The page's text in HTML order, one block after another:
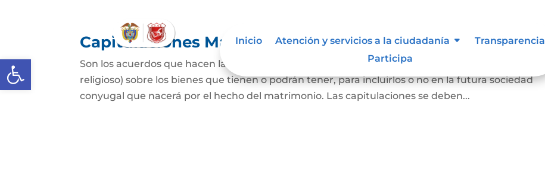
Abrir barra de herramientas
Inicio Atención y servicios a la ciudadanía
Transparencia
Participa
Capitulaciones Matrimoniales
Son los acuerdos que hacen las personas que se van a casar (por matrimonio civil o matrimonio
religioso) sobre los bienes que tienen o podrán tener, para incluirlos o no en la futura sociedad
conyugal que nacerá por el hecho del matrimonio. Las capitulaciones se deben...